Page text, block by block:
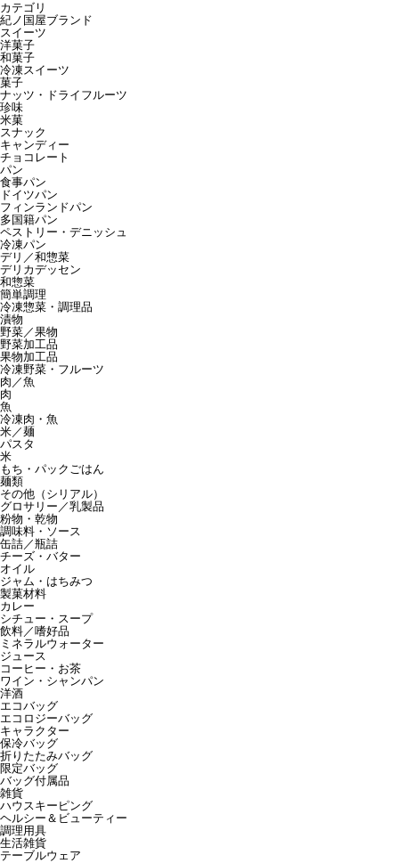
カテゴリ
紀ノ国屋ブランド
スイーツ
洋菓子
和菓子
冷凍スイーツ
菓子
ナッツ・ドライフルーツ
珍味
米菓
スナック
キャンディー
チョコレート
パン
食事パン
ドイツパン
フィンランドパン
多国籍パン
ペストリー・デニッシュ
冷凍パン
デリ／和惣菜
デリカデッセン
和惣菜
簡単調理
冷凍惣菜・調理品
漬物
野菜／果物
野菜加工品
果物加工品
冷凍野菜・フルーツ
肉／魚
肉
魚
冷凍肉・魚
米／麺
パスタ
米
もち・パックごはん
麺類
その他（シリアル）
グロサリー／乳製品
粉物・乾物
調味料・ソース
缶詰／瓶詰
チーズ・バター
オイル
ジャム・はちみつ
製菓材料
カレー
シチュー・スープ
飲料／嗜好品
ミネラルウォーター
ジュース
コーヒー・お茶
ワイン・シャンパン
洋酒
エコバッグ
エコロジーバッグ
キャラクター
保冷バッグ
折りたたみバッグ
限定バッグ
バッグ付属品
雑貨
ハウスキーピング
ヘルシー＆ビューティー
調理用具
生活雑貨
テーブルウェア